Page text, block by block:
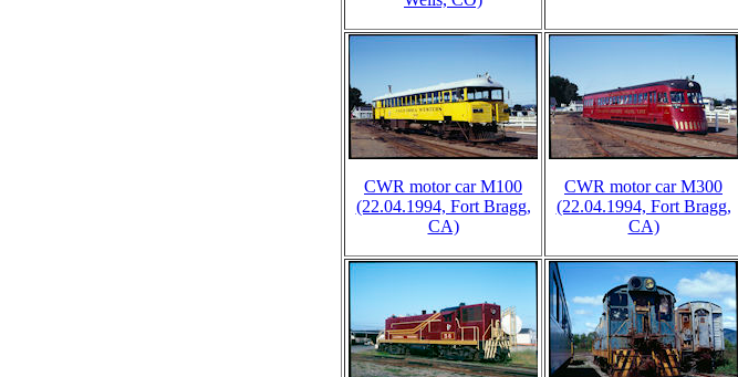
CWR motor car M100
(22.04.1994, Fort Bragg,
CA)
CWR motor car M300
(22.04.1994, Fort Bragg,
CA)